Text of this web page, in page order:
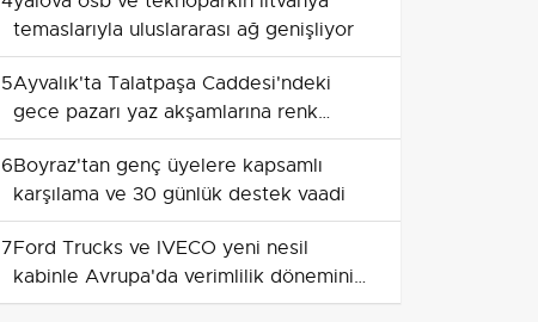
temaslarıyla uluslararası ağ genişliyor
5Ayvalık'ta Talatpaşa Caddesi'ndeki
gece pazarı yaz akşamlarına renk
katıyor
6Boyraz'tan genç üyelere kapsamlı
karşılama ve 30 günlük destek vaadi
7Ford Trucks ve IVECO yeni nesil
kabinle Avrupa'da verimlilik dönemini
başlatıyor